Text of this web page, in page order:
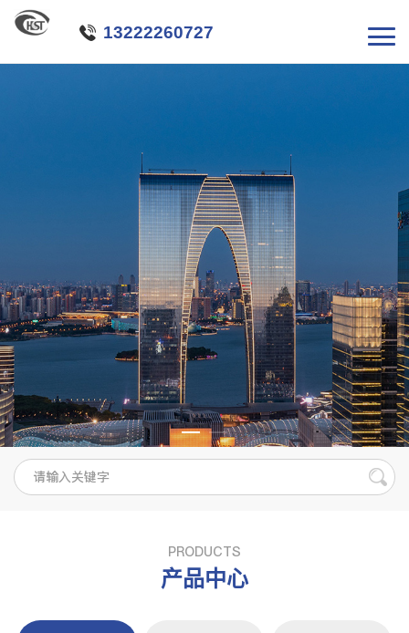
 13222260727
PRODUCTS
产品中心